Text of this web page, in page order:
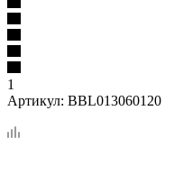
1
Артикул: BBL013060120